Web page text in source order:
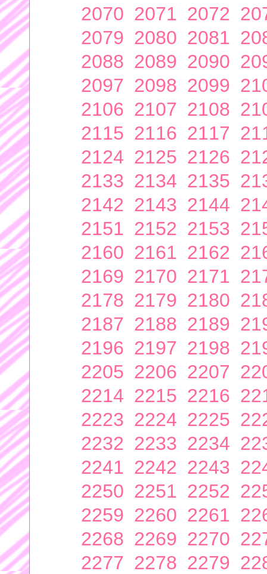
2070 2071 2072
2079 2080 2081
2088 2089 2090
2097 2098 2099
2106 2107 2108
2115 2116 2117
2124 2125 2126
2133 2134 2135
2142 2143 2144
2151 2152 2153
2160 2161 2162
2169 2170 2171
2178 2179 2180
2187 2188 2189
2196 2197 2198
2205 2206 2207
2214 2215 2216
2223 2224 2225
2232 2233 2234
2241 2242 2243
2250 2251 2252
2259 2260 2261
2268 2269 2270
2277 2278 2279